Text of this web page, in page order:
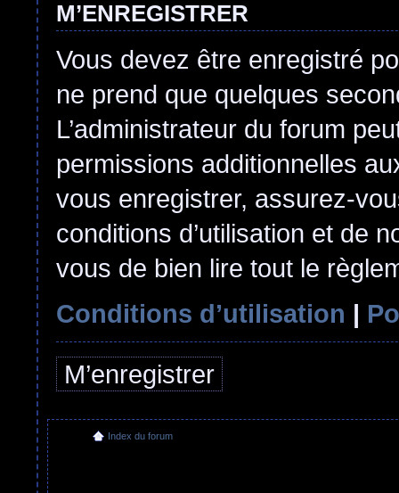
M’ENREGISTRER
Vous devez être enregistré
ne prend que quelques
L’administrateur du forum
permissions additionnelles
vous enregistrer, assurez-
conditions d’utilisation et de
vous de bien lire tout le
Conditions d’utilisation |
M’enregistrer
Index du forum